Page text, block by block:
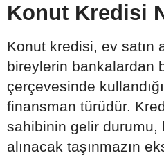
Konut Kredisi
Konut kredisi, ev satın
bireylerin bankalardan
çerçevesinde
finansman türüdür.
sahibinin gelir durumu,
alınacak taşınmazın